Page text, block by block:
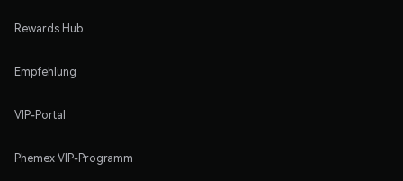
Rewards Hub
Empfehlung
VIP-Portal
Phemex VIP-Programm